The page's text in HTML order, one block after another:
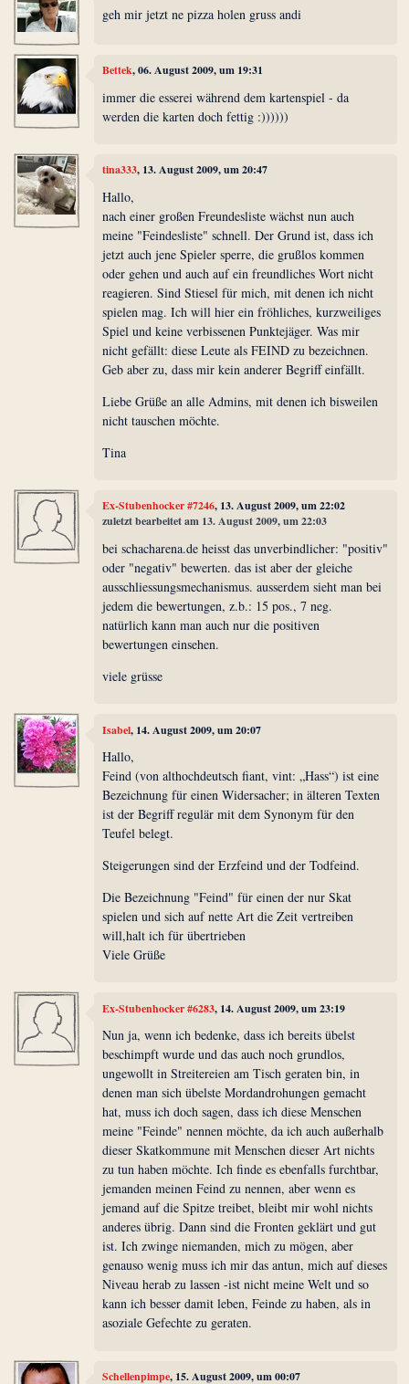
geh mir jetzt ne pizza holen gruss andi
Bettek, 06. August 2009, um 19:31
immer die esserei während dem kartenspiel - da
werden die karten doch fettig :))))))
tina333, 13. August 2009, um 20:47
Hallo,
nach einer großen Freundesliste wächst nun auch
meine "Feindesliste" schnell. Der Grund ist, dass ich
jetzt auch jene Spieler sperre, die grußlos kommen
oder gehen und auch auf ein freundliches Wort nicht
reagieren. Sind Stiesel für mich, mit denen ich nicht
spielen mag. Ich will hier ein fröhliches, kurzweiliges
Spiel und keine verbissenen Punktejäger. Was mir
nicht gefällt: diese Leute als FEIND zu bezeichnen.
Geb aber zu, dass mir kein anderer Begriff einfällt.
Liebe Grüße an alle Admins, mit denen ich bisweilen
nicht tauschen möchte.
Tina
Ex-Stubenhocker #7246, 13. August 2009, um 22:02
zuletzt bearbeitet am 13. August 2009, um 22:03
bei schacharena.de heisst das unverbindlicher: "positiv"
oder "negativ" bewerten. das ist aber der gleiche
ausschliessungsmechanismus. ausserdem sieht man bei
jedem die bewertungen, z.b.: 15 pos., 7 neg.
natürlich kann man auch nur die positiven
bewertungen einsehen.
viele grüsse
Isabel, 14. August 2009, um 20:07
Hallo,
Feind (von althochdeutsch fiant, vint: „Hass“) ist eine
Bezeichnung für einen Widersacher; in älteren Texten
ist der Begriff regulär mit dem Synonym für den
Teufel belegt.
Steigerungen sind der Erzfeind und der Todfeind.
Die Bezeichnung "Feind" für einen der nur Skat
spielen und sich auf nette Art die Zeit vertreiben
will,halt ich für übertrieben
Viele Grüße
Ex-Stubenhocker #6283, 14. August 2009, um 23:19
Nun ja, wenn ich bedenke, dass ich bereits übelst
beschimpft wurde und das auch noch grundlos,
ungewollt in Streitereien am Tisch geraten bin, in
denen man sich übelste Mordandrohungen gemacht
hat, muss ich doch sagen, dass ich diese Menschen
meine "Feinde" nennen möchte, da ich auch außerhalb
dieser Skatkommune mit Menschen dieser Art nichts
zu tun haben möchte. Ich finde es ebenfalls furchtbar,
jemanden meinen Feind zu nennen, aber wenn es
jemand auf die Spitze treibet, bleibt mir wohl nichts
anderes übrig. Dann sind die Fronten geklärt und gut
ist. Ich zwinge niemanden, mich zu mögen, aber
genauso wenig muss ich mir das antun, mich auf dieses
Niveau herab zu lassen -ist nicht meine Welt und so
kann ich besser damit leben, Feinde zu haben, als in
asoziale Gefechte zu geraten.
Schellenpimpe, 15. August 2009, um 00:07